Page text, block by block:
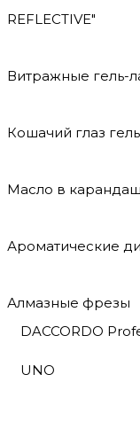
REFLECTIVE"
Витражные гель-
Кошачий глаз
Масло в
Ароматические
Алмазные фрезы
DACCORDO
UNO